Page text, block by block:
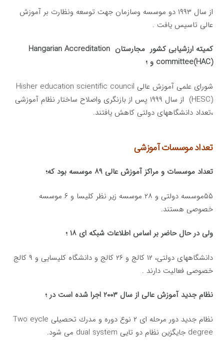
از سال ۱۹۹۳ دو موسسه وسازمان جهت توسعه ونظارت بر آموزش
عالی تاسیس یافت .
كمیته ارزشیابی کشور مجارستان Hangarian Accreditation
committee(HAC) و ؛
شورای علمی آموزش عالی Hisher education scientific council
(HESC) از سال ۱۹۹۹ پس از بازنگری واصلاح ساختار نظام آموزشی
،تعداد دانشگاههای دولتی كاهش یافتند.
تعداد موسسات آموزشی
تعداد موسسات و مراكز آموزش عالی ۸۹ موسسه بود كه؛
۵۵موسسه دولتی و ۲۸ موسسه زیر نظر كلیسا و ۶ موسسه
خصوصی هستند.
ولی در حال حاضر بر اساس اطلاعات شبكه ای ۱۸ ؛
دانشگاههای دولتی، ۱۲ كالج و ۲۶ كالج و دانشگاه كلیسایی و ۹ كالج
خصوصی فعالیت دارند .
نظام جدید آموزش عالی از سال ۲۰۰۳ اجرا شده است در ؛
نظام جدید دور مرحله ای ۲ نوع دوره و مدرك تحصیلی Two eycle
degree جایگزین نظام دو تایی dual system می شود.